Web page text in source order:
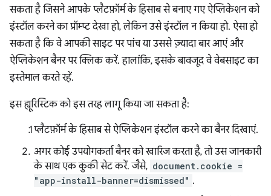
सकता है जिसने आपके प्लैटफ़ॉर्म के हिसाब से बनाए गए ऐप्लिकेशन को
इंस्टॉल करने का प्रॉम्प्ट देखा हो, लेकिन उसे इंस्टॉल न किया हो. ऐसा हो
सकता है कि वे आपकी साइट पर पांच या उससे ज़्यादा बार आएं और
ऐप्लिकेशन बैनर पर क्लिक करें. हालांकि, इसके बावजूद वे वेबसाइट का
इस्तेमाल करते रहें.
इस ह्यूरिस्टिक को इस तरह लागू किया जा सकता है:
प्लैटफ़ॉर्म के हिसाब से ऐप्लिकेशन इंस्टॉल करने का बैनर दिखाएं.
अगर कोई उपयोगकर्ता बैनर को खारिज करता है, तो उस जानकारी
के साथ एक कुकी सेट करें. जैसे, document.cookie =
"app-install-banner=dismissed" .